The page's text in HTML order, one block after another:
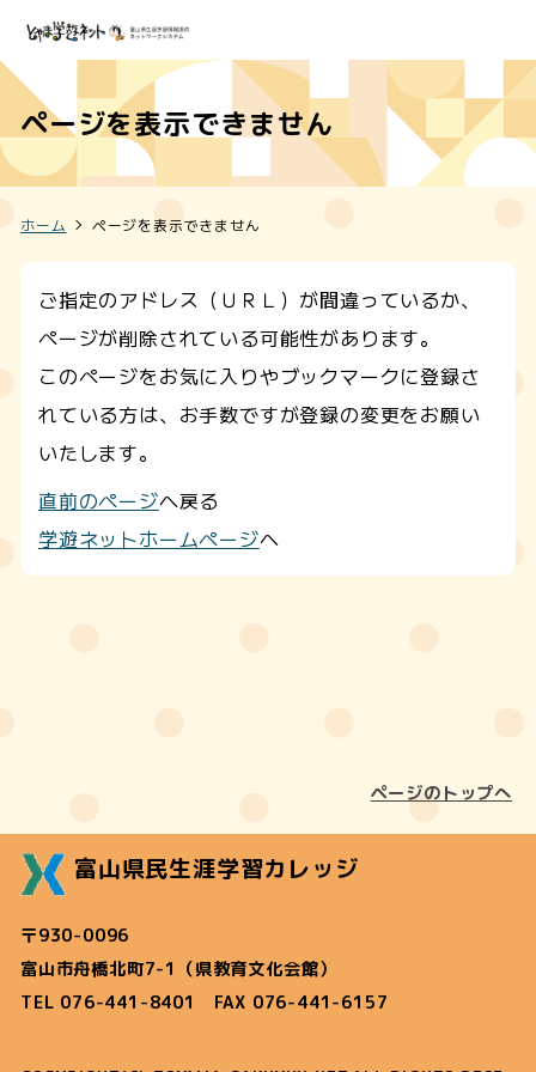
ページを表示できません
ホーム ページを表示できません
ご指定のアドレス（ＵＲＬ）が間違っているか、
ページが削除されている可能性があります。
このページをお気に入りやブックマークに登録さ
れている方は、お手数ですが登録の変更をお願い
いたします。
直前のページへ戻る
学遊ネットホームページへ
ページのトップへ
富山県民生涯学習カレッジ
〒930-0096
富山市舟橋北町7-1（県教育文化会館）
TEL 076-441-8401 FAX 076-441-6157